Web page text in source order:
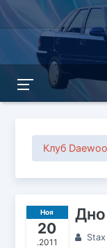
Клуб
Ноя
20
.2011 Stax